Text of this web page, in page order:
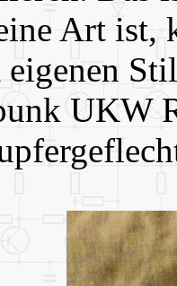
Art ist,
eigenen
UKW